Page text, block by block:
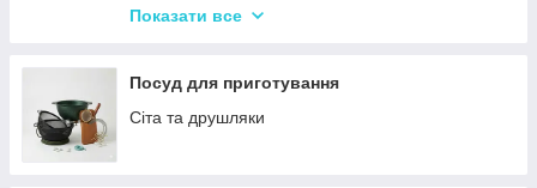
Сітки та кошики для фрі
Посуд для дітей
Сервізи
Показати все
Посуд для приготування
Сіта та друшляки